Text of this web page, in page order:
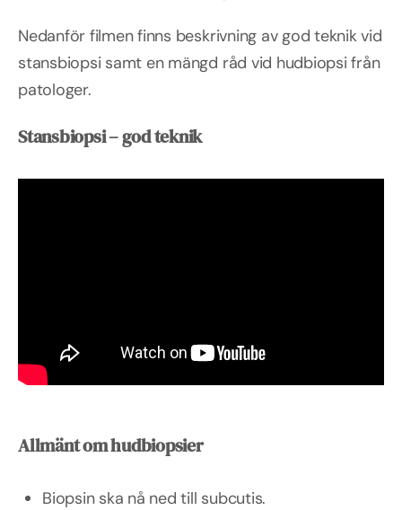
Nedanför filmen finns beskrivning av god teknik vid
stansbiopsi samt en mängd råd vid hudbiopsi från
patologer.
Stansbiopsi – god teknik
Allmänt om hudbiopsier
Biopsin ska nå ned till subcutis.